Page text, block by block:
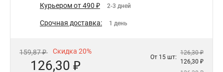
Курьером от 490 ₽ 2-3 дней
Срочная доставка: 1 день
159,87 ₽ Скидка 20%
126,30 ₽
От 15 шт:
126,30 ₽
126,30 ₽